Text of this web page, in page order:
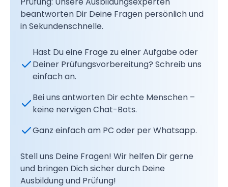
beantworten Dir Deine Fragen persönlich und
in Sekundenschnelle.
Hast Du eine Frage zu einer Aufgabe oder
Deiner Prüfungsvorbereitung? Schreib uns
einfach an.
Bei uns antworten Dir echte Menschen –
keine nervigen Chat-Bots.
Ganz einfach am PC oder per Whatsapp.
Stell uns Deine Fragen! Wir helfen Dir gerne
und bringen Dich sicher durch Deine
Ausbildung und Prüfung!